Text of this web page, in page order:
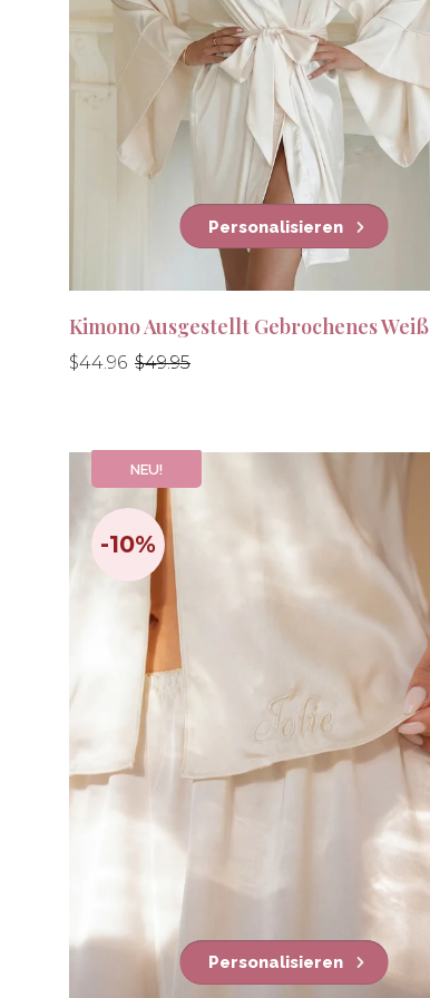
Personalisieren
Kimono Ausgestellt Gebrochenes Weiß
Normaler
$44.96
Normaler$49.95
NEU!
-10%
Personalisieren